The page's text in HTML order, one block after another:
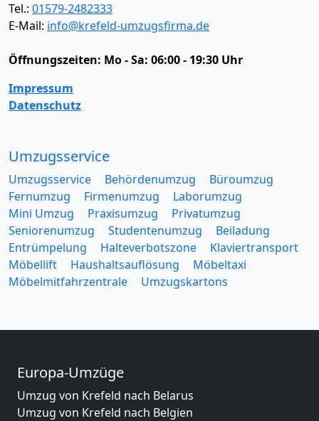
Tel.: 01579-2482333
E-Mail: info@krefeld-umzugsfirma.de
Öffnungszeiten: Mo - Sa: 06:00 - 19:30 Uhr
Impressum
Datenschutz
Umzugsservice
Umzugsservice Behördenumzug
Büroumzug
Fernumzug
Firmenumzug
Laborumzug
Mini Umzug
Praxisumzug
Privatumzug
Seniorenumzug
Studentenumzug
Beiladung
Entrümpelung
Halteverbotszone
Klaviertransport
Möbellift
Haushaltsauflösung
Möbeltaxi
Möbelmitfahrzentrale
Umzugskartons
Europa-Umzüge
Umzug von Krefeld nach Belarus
Umzug von Krefeld nach Belgien